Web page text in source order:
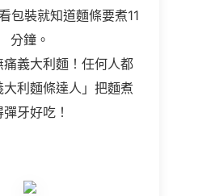
包裝就知道麵條要煮11
分鐘。
痛義大利麵！任何人都
大利麵條達人」把麵煮
彈牙好吃！